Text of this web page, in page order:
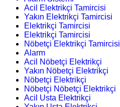
Acil Elektrikçi Tamircisi
Yakın Elektrikçi Tamircisi
Elektrikçi Tamircisi
Elektrikçi Tamircisi
Nöbetçi Elektrikçi Tamircisi
Alarm
Acil Nöbetçi Elektrikçi
Yakın Nöbetçi Elektrikçi
Nöbetçi Elektrikçi
Nöbetçi Nöbetçi Elektrikçi
Acil Usta Elektrikçi